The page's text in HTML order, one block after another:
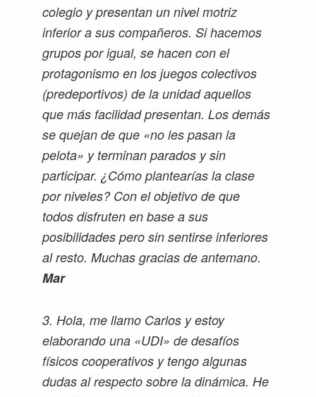
colegio y presentan un nivel motriz
inferior a sus compañeros. Si hacemos
grupos por igual, se hacen con el
protagonismo en los juegos colectivos
(predeportivos) de la unidad aquellos
que más facilidad presentan. Los demás
se quejan de que «no les pasan la
pelota» y terminan parados y sin
participar. ¿Cómo plantearías la clase
por niveles? Con el objetivo de que
todos disfruten en base a sus
posibilidades pero sin sentirse inferiores
al resto. Muchas gracias de antemano.
Mar
3. Hola, me llamo Carlos y estoy
elaborando una «UDI» de desafíos
físicos cooperativos y tengo algunas
dudas al respecto sobre la dinámica. He